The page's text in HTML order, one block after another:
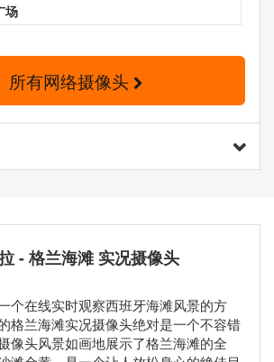
场
所有网络摄像头
- 格兰海滩 实况摄像头
个在线实时观察西班牙海滩风景的方
格兰海滩实况摄像头绝对是一个不容错
像头风景如画地展示了格兰海滩的全